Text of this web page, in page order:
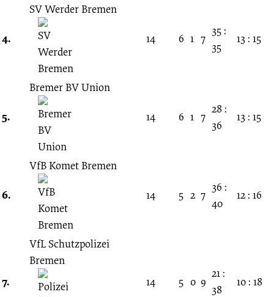
4.
SV Werder Bremen
14 6 1 7
35 :
35
13 : 15
5.
Bremer BV Union
14 6 1 7
28 :
36
13 : 15
6.
VfB Komet Bremen
14 5 2 7
36 :
40
12 : 16
7.
VfL Schutzpolizei
Bremen
14
5 0 9
21 :
38
10 : 18